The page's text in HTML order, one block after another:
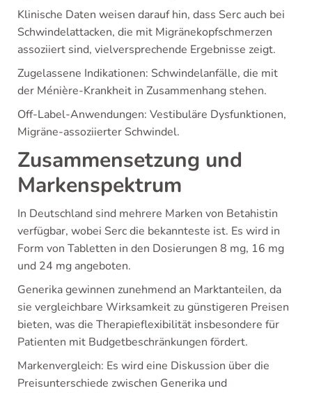
Klinische Daten weisen darauf hin, dass Serc auch bei
Schwindelattacken, die mit Migränekopfschmerzen
assoziiert sind, vielversprechende Ergebnisse zeigt.
Zugelassene Indikationen: Schwindelanfälle, die mit
der Ménière-Krankheit in Zusammenhang stehen.
Off-Label-Anwendungen: Vestibuläre Dysfunktionen,
Migräne-assoziierter Schwindel.
Zusammensetzung und
Markenspektrum
In Deutschland sind mehrere Marken von Betahistin
verfügbar, wobei Serc die bekannteste ist. Es wird in
Form von Tabletten in den Dosierungen 8 mg, 16 mg
und 24 mg angeboten.
Generika gewinnen zunehmend an Marktanteilen, da
sie vergleichbare Wirksamkeit zu günstigeren Preisen
bieten, was die Therapieflexibilität insbesondere für
Patienten mit Budgetbeschränkungen fördert.
Markenvergleich: Es wird eine Diskussion über die
Preisunterschiede zwischen Generika und